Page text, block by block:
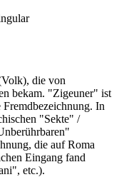
die von
bekam. "Zigeuner" ist
In
"Sekte" /
die auf Roma
Eingang fand
etc.).